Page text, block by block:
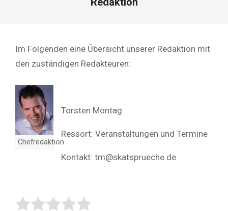
Im Folgenden eine Übersicht unserer Redaktion mit
den zuständigen Redakteuren:
Chefredaktion
Torsten Montag
Ressort: Veranstaltungen und Termine
Kontakt: tm@skatsprueche.de
Rate this item:
Submit Rating